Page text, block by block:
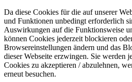
Da diese Cookies für die auf unserer
und Funktionen unbedingt erforderlich
Auswirkungen auf die Funktionsweise
können Cookies jederzeit blockieren
Browsereinstellungen ändern und das
dieser Webseite erzwingen. Sie werden
Cookies zu akzeptieren / abzulehnen,
erneut besuchen.